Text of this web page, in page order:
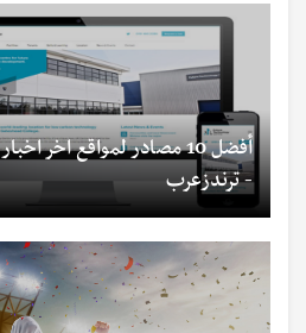
أفضل 10 مصادر لمواقع اخر
- ترندزعرب